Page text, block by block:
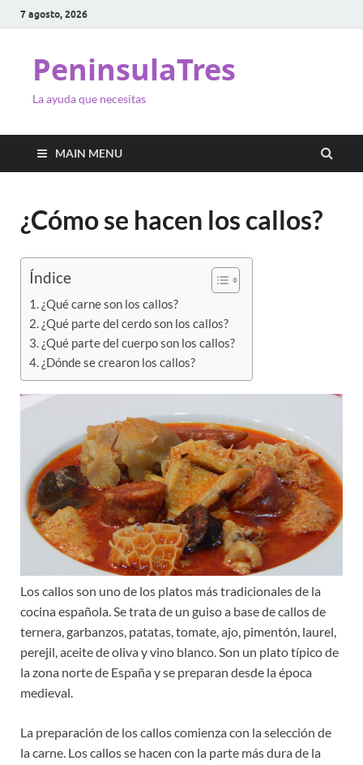
7 agosto, 2026
PeninsulaTres
La ayuda que necesitas
MAIN MENU
¿Cómo se hacen los callos?
Índice
¿Qué carne son los callos?
¿Qué parte del cerdo son los callos?
¿Qué parte del cuerpo son los callos?
¿Dónde se crearon los callos?
Los callos son uno de los platos más tradicionales de la
cocina española. Se trata de un guiso a base de callos de
ternera, garbanzos, patatas, tomate, ajo, pimentón, laurel,
perejil, aceite de oliva y vino blanco. Son un plato típico de
la zona norte de España y se preparan desde la época
medieval.
La preparación de los callos comienza con la selección de
la carne. Los callos se hacen con la parte más dura de la